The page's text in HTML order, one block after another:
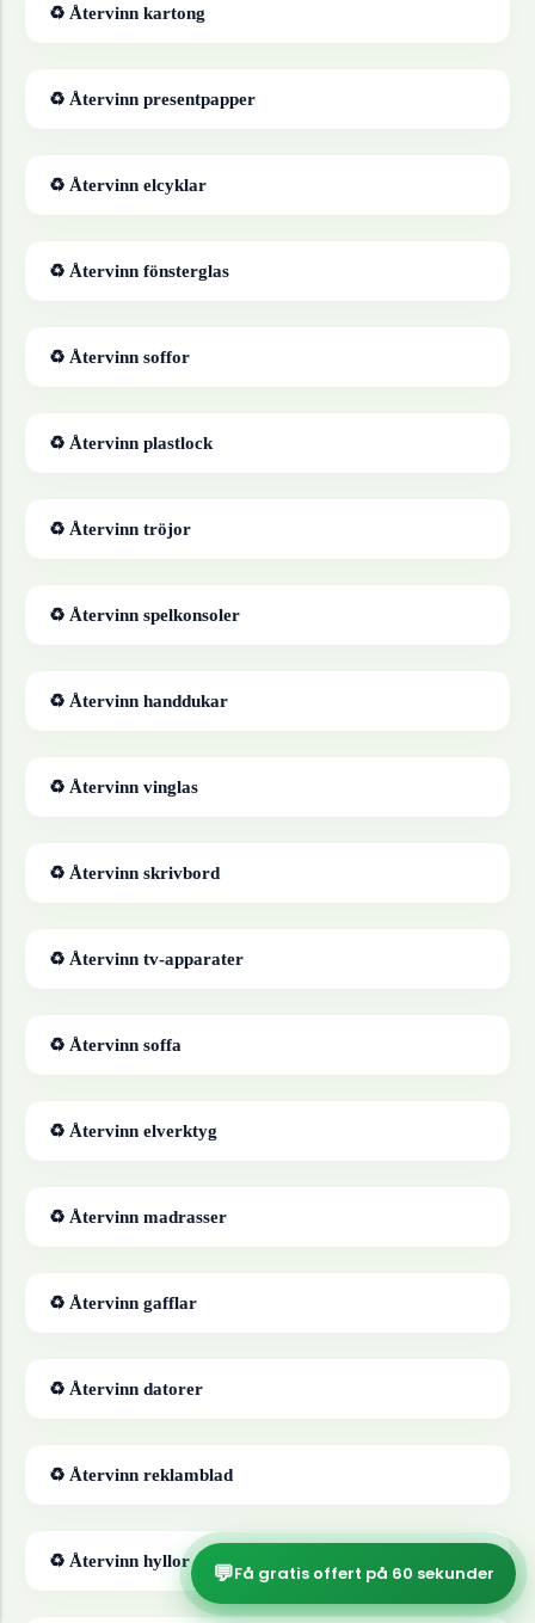
♻ Återvinn kartong
♻ Återvinn presentpapper
♻ Återvinn elcyklar
♻ Återvinn fönsterglas
♻ Återvinn soffor
♻ Återvinn plastlock
♻ Återvinn tröjor
♻ Återvinn spelkonsoler
♻ Återvinn handdukar
♻ Återvinn vinglas
♻ Återvinn skrivbord
♻ Återvinn tv-apparater
♻ Återvinn soffa
♻ Återvinn elverktyg
♻ Återvinn madrasser
♻ Återvinn gafflar
♻ Återvinn datorer
♻ Återvinn reklamblad
♻ Återvinn hyllor 💬Få gratis offert på 60 sekunder